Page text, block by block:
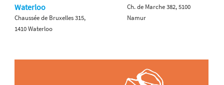
Waterloo
Chaussée de Bruxelles 315,
1410 Waterloo
Ch. de Marche 382, 5100
Namur